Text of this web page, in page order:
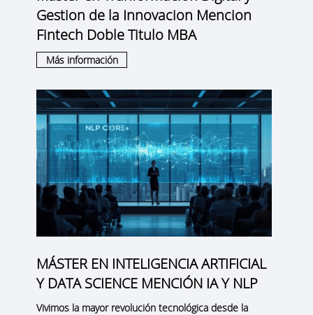
Gestion de la Innovacion Mencion
Fintech Doble Titulo MBA
Más información
MÁSTER EN INTELIGENCIA ARTIFICIAL
Y DATA SCIENCE MENCIÓN IA Y NLP
Vivimos la mayor revolución tecnológica desde la